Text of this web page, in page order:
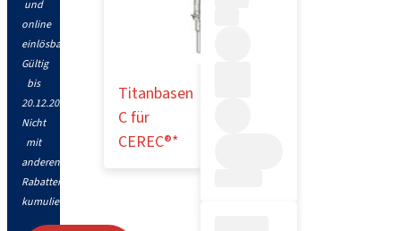
und
online
einlösbar.
Gültig
bis
20.12.2026.
Nicht
mit
anderen
Rabatten
kumulierbar.
Titanbasen
C für
CEREC®*